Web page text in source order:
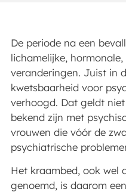
De periode na een
lichamelijke,
veranderingen. Juist in
kwetsbaarheid voor
verhoogd. Dat geldt
bekend zijn met
vrouwen die vóór de
psychiatrische
Het kraambed, ook wel
genoemd, is daarom